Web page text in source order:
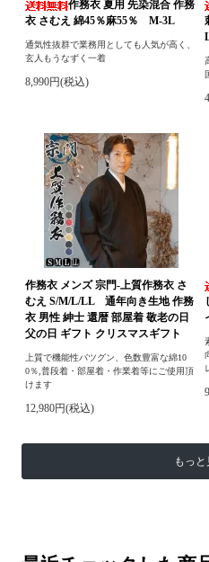
作務衣 夏用 先染混合 作務
衣 さむえ 綿45％麻55％ M-3L
通気性抜群で業務用としても人気が高く、
玄人もうなずく一着
8,990円(税込)
作務衣 メンズ 宗門-上質作務衣 さ
むえ S/M/L/LL 通年向き生地 作務
衣 男性 紳士 還暦 部屋着 敬老の日
父の日 ギフト クリスマスギフト
上質で機能性バツグン、色数豊富な綿10
0％,普段着・部屋着・作業着等にご使用頂
けます
12,980円(税込)
もっと